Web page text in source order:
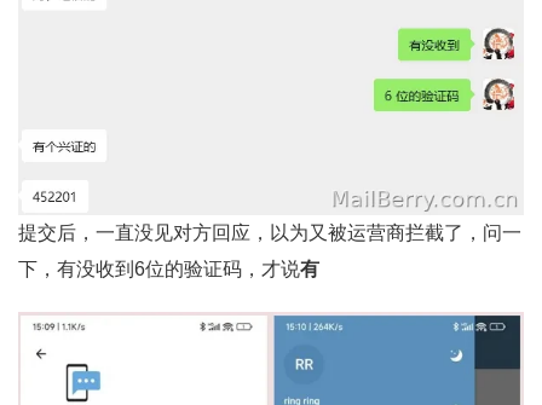
提交后，一直没见对方回应，以为又被运营商拦截了，问一
下，有没收到6位的验证码，才说有